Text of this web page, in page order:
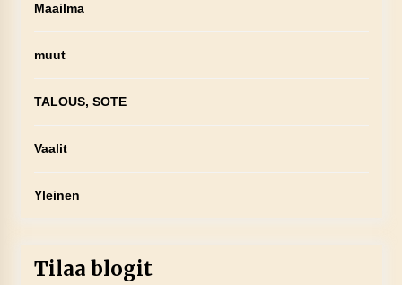
Maailma
muut
TALOUS, SOTE
Vaalit
Yleinen
Tilaa blogit